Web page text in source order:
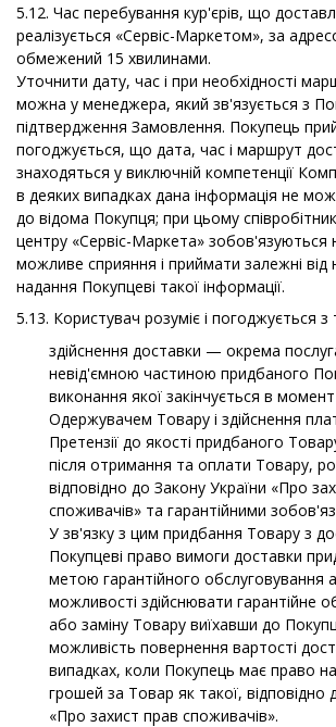
5.12. Час перебування кур'єрів, що
реалізується «Сервіс-Маркетом», за
обмежений 15 хвилинами.
Уточнити дату, час і при необхідності
можна у менеджера, який зв'язується з
підтвердження Замовлення. Покупець
погоджується, що дата, час і маршрут
знаходяться у виключній компетенції
в деяких випадках дана інформація не
до відома Покупця; при цьому
центру «Сервіс-Маркета» зобов'язуються
можливе сприяння і приймати залежні від
надання Покупцеві такої інформації.
5.13. Користувач розуміє і погоджується
здійснення доставки — окрема
невід'ємною частиною придбаного
виконання якої закінчується в
Одержувачем Товару і здійснення
Претензії до якості придбаного
після отримання та оплати Товару,
відповідно до Закону України «Про
споживачів» та гарантійними
У зв'язку з цим придбання Товару з
Покупцеві право вимоги доставки
метою гарантійного обслуговування
можливості здійснювати гарантійне
або заміну Товару виїхавши до
можливість повернення вартості
випадках, коли Покупець має право
грошей за Товар як такої, відповідно
«Про захист прав споживачів».